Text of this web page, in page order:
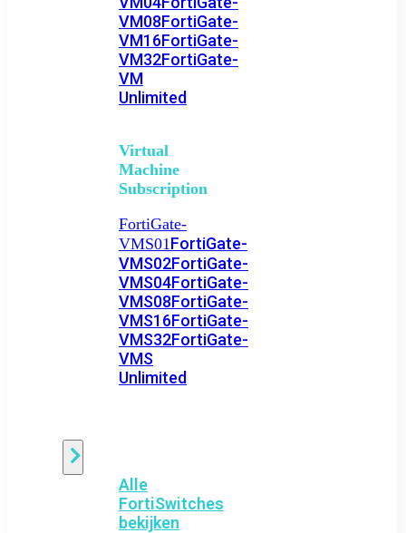
VM08FortiGate-
VM16FortiGate-
VM32FortiGate-
VM
Unlimited
Virtual
Machine
Subscription
FortiGate-
VMS01FortiGate-
VMS02FortiGate-
VMS04FortiGate-
VMS08FortiGate-
VMS16FortiGate-
VMS32FortiGate-
VMS
Unlimited
Alle
FortiSwitches
bekijken